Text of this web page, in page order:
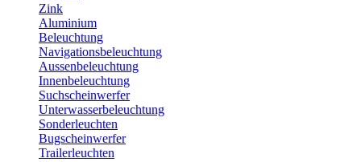
Zink
Aluminium
Beleuchtung
Navigationsbeleuchtung
Aussenbeleuchtung
Innenbeleuchtung
Suchscheinwerfer
Unterwasserbeleuchtung
Sonderleuchten
Bugscheinwerfer
Trailerleuchten